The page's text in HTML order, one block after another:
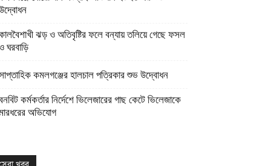
ঝড় ও অতিবৃষ্টির ফলে বন্যায় তলিয়ে গেছে ফসল
ঘরবাড়ি
কমলগঞ্জের হালচাল পত্রিকার শুভ উদ্বোধন
কর্মকর্তার নির্দেশে ভিলেজারের গাছ কেটে ভিলেজাকে
অভিযোগ